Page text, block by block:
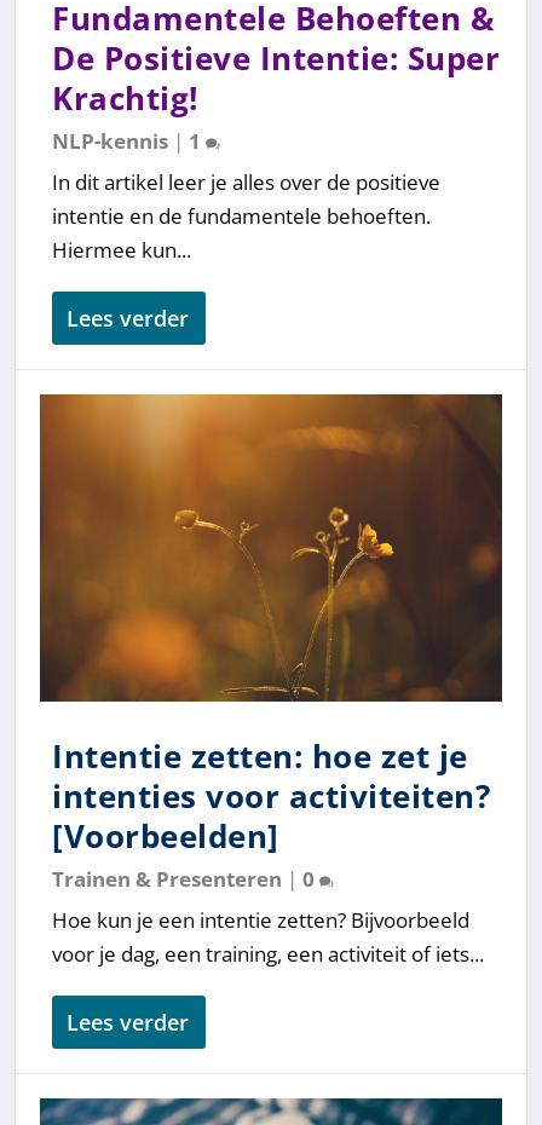
Fundamentele Behoeften &
De Positieve Intentie: Super
Krachtig!
NLP-kennis | 1
In dit artikel leer je alles over de positieve
intentie en de fundamentele behoeften.
Hiermee kun...
Lees verder
Intentie zetten: hoe zet je
intenties voor activiteiten?
[Voorbeelden]
Trainen & Presenteren |0
Hoe kun je een intentie zetten? Bijvoorbeeld
voor je dag, een training, een activiteit of iets...
Lees verder